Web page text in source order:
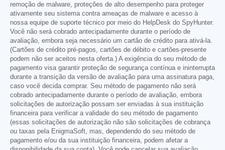
remoção de malware, proteções de alto desempenho para proteger
ativamente seu sistema contra ameaças de malware e acesso à
nossa equipe de suporte técnico por meio do HelpDesk do SpyHunter.
Você não será cobrado antecipadamente durante o período de
avaliação, embora seja necessário um cartão de crédito para ativá-la.
(Cartões de crédito pré-pagos, cartões de débito e cartões-presente
podem não ser aceitos nesta oferta.) A exigência do seu método de
pagamento visa garantir proteção de segurança contínua e ininterrupta
durante a transição da versão de avaliação para uma assinatura paga,
caso você decida comprar. Seu método de pagamento não será
cobrado antecipadamente durante o período de avaliação, embora
solicitações de autorização possam ser enviadas à sua instituição
financeira para verificar a validade do seu método de pagamento
(essas solicitações de autorização não são solicitações de cobrança
ou taxas pela EnigmaSoft, mas, dependendo do seu método de
pagamento e/ou da sua instituição financeira, podem afetar a